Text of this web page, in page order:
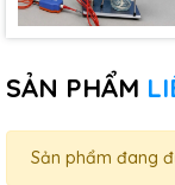
SẢN PHẨM
Sản phẩm đang